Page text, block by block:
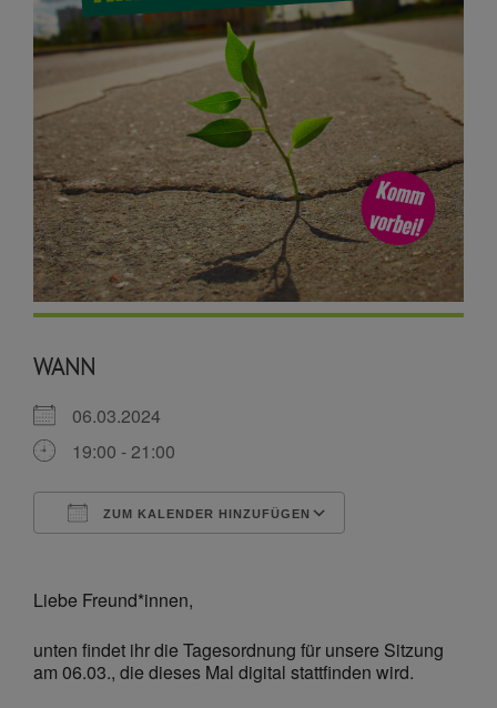
WANN
06.03.2024
19:00 - 21:00
ZUM KALENDER HINZUFÜGEN
Liebe Freund*innen,
unten findet ihr die Tagesordnung für unsere Sitzung
am 06.03., die dieses Mal digital stattfinden wird.